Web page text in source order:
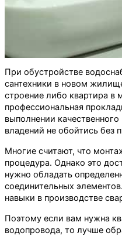
При обустройстве
сантехники в новом
строение либо квартира в
профессиональная
выполнении
владений не обойтись без
Многие считают, что
процедура. Однако это
нужно обладать
соединительных
навыки в производстве
Поэтому если вам нужна
водопровода, то лучше